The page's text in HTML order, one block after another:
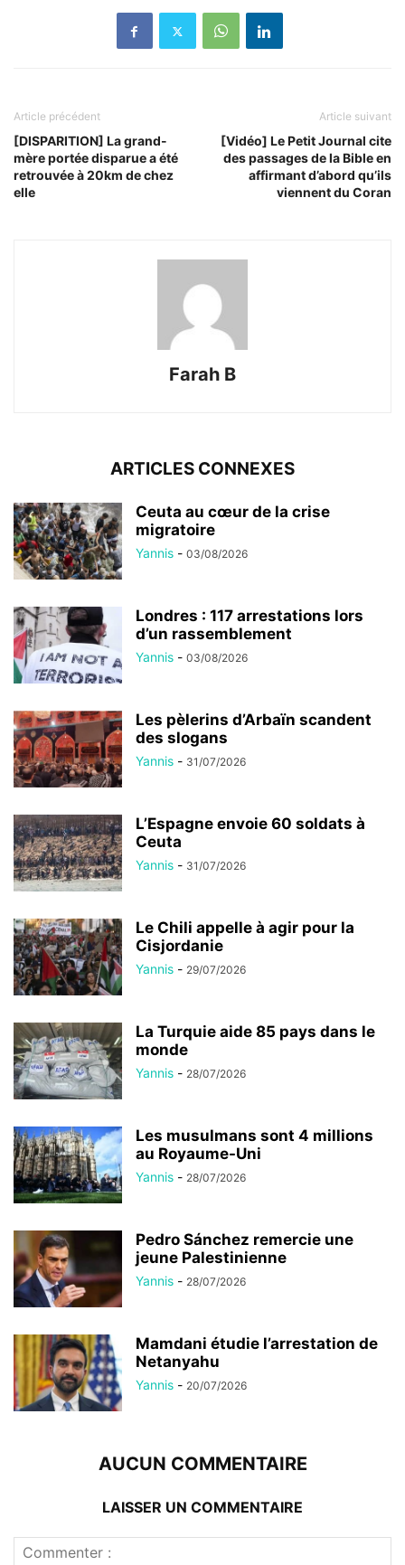
Article précédent
[DISPARITION] La grand-
mère portée disparue a été
retrouvée à 20km de chez
elle
Article suivant
[Vidéo] Le Petit Journal cite
des passages de la Bible en
affirmant d’abord qu’ils
viennent du Coran
Farah B
ARTICLES CONNEXES
Ceuta au cœur de la crise
migratoire
Yannis - 03/08/2026
Londres : 117 arrestations lors
d’un rassemblement
Yannis - 03/08/2026
Les pèlerins d’Arbaïn scandent
des slogans
Yannis - 31/07/2026
L’Espagne envoie 60 soldats à
Ceuta
Yannis - 31/07/2026
Le Chili appelle à agir pour la
Cisjordanie
Yannis - 29/07/2026
La Turquie aide 85 pays dans le
monde
Yannis - 28/07/2026
Les musulmans sont 4 millions
au Royaume-Uni
Yannis - 28/07/2026
Pedro Sánchez remercie une
jeune Palestinienne
Yannis - 28/07/2026
Mamdani étudie l’arrestation de
Netanyahu
Yannis - 20/07/2026
AUCUN COMMENTAIRE
LAISSER UN COMMENTAIRE